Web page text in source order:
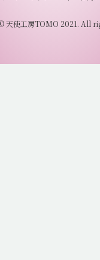
天使工房TOMO 2021. All